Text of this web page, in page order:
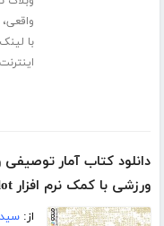
واقعی،
با
اینترنت
دانلود کتاب آمار
ورزشی با کمک نرم افزار SigmaPlot
از: